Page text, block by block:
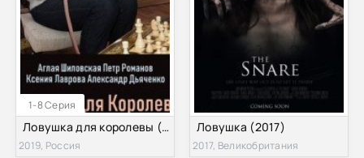
1-8 Серия
Ловушка для королевы (2019)
2019, Россия
Ловушка (2017)
2017, Великобритания